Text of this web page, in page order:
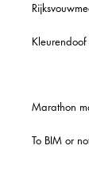
Kleurendoof
Marathon
To BIM or